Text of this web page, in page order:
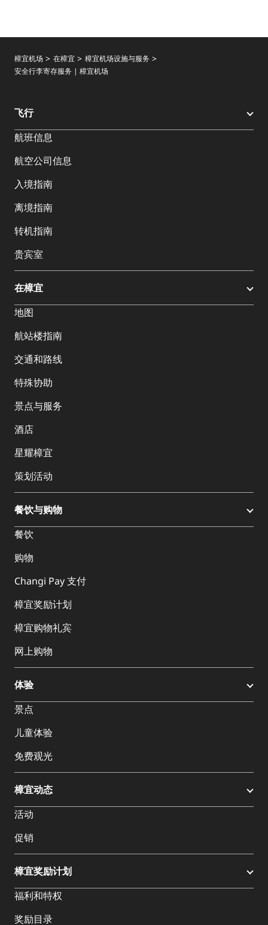
樟宜机场 在樟宜
樟宜机场设施与服务
安全行李寄存服务 | 樟宜机场
飞行
航班信息
航空公司信息
入境指南
离境指南
转机指南
贵宾室
在樟宜
地图
航站楼指南
交通和路线
特殊协助
景点与服务
酒店
星耀樟宜
策划活动
餐饮与购物
餐饮
购物
Changi Pay 支付
樟宜奖励计划
樟宜购物礼宾
网上购物
体验
景点
儿童体验
免费观光
樟宜动态
活动
促销
樟宜奖励计划
福利和特权
奖励目录